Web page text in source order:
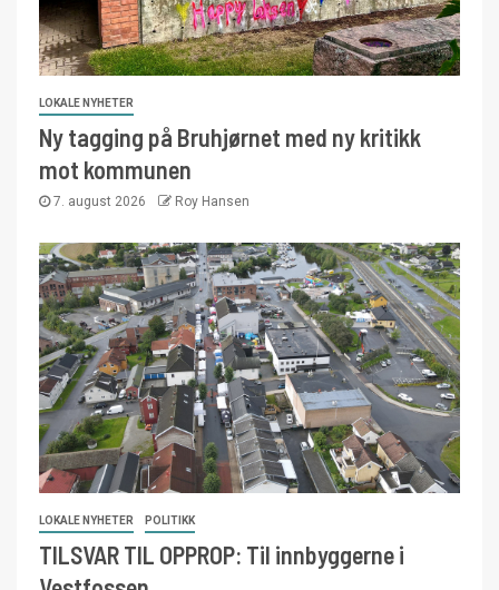
LOKALE NYHETER
Ny tagging på Bruhjørnet med ny kritikk
mot kommunen
7. august 2026 Roy Hansen
LOKALE NYHETER POLITIKK
TILSVAR TIL OPPROP: Til innbyggerne i